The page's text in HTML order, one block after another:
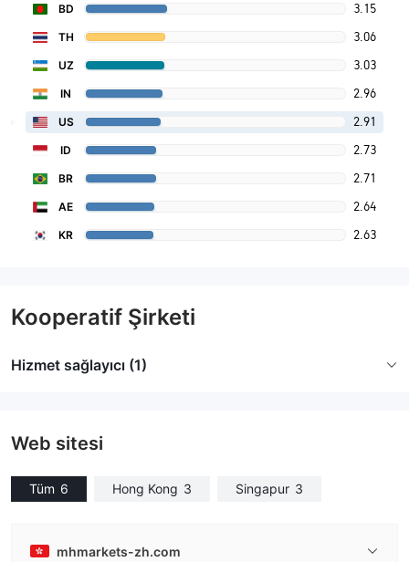
BD 3.15
TH 3.06
UZ 3.03
IN 2.96
US 2.91
ID 2.73
BR 2.71
AE 2.64
KR 2.63
Kooperatif Şirketi
Hizmet sağlayıcı (1)
Web sitesi
Tüm 6 Hong Kong 3 Singapur 3
mhmarkets-zh.com